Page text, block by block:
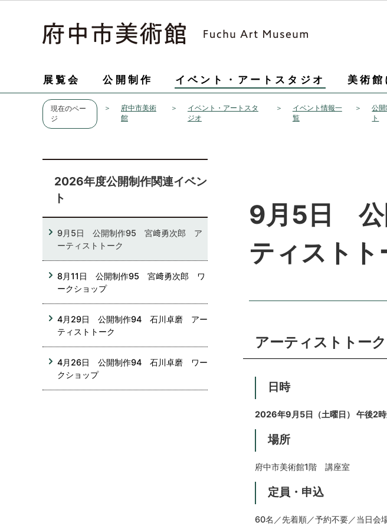
展覧会 公開制作 イベント・アートスタジオ 美術館
現在のペー
ジ
府中市美術
館
イベント・アートスタ
ジオ
イベント情報一
覧
公
ト
2026年度公開制作関連イベン
ト
9月5日 公開制作95 宮﨑勇次郎 ア
ーティストトーク
8月11日 公開制作95 宮﨑勇次郎 ワ
ークショップ
4月29日 公開制作94 石川卓磨 アー
ティストトーク
4月26日 公開制作94 石川卓磨 ワー
クショップ
9月5日
ティストト
アーティストトーク
日時
2026年9月5日（土曜日） 午後2
場所
府中市美術館1階 講座室
定員・申込
60名／先着順／予約不要／当日会